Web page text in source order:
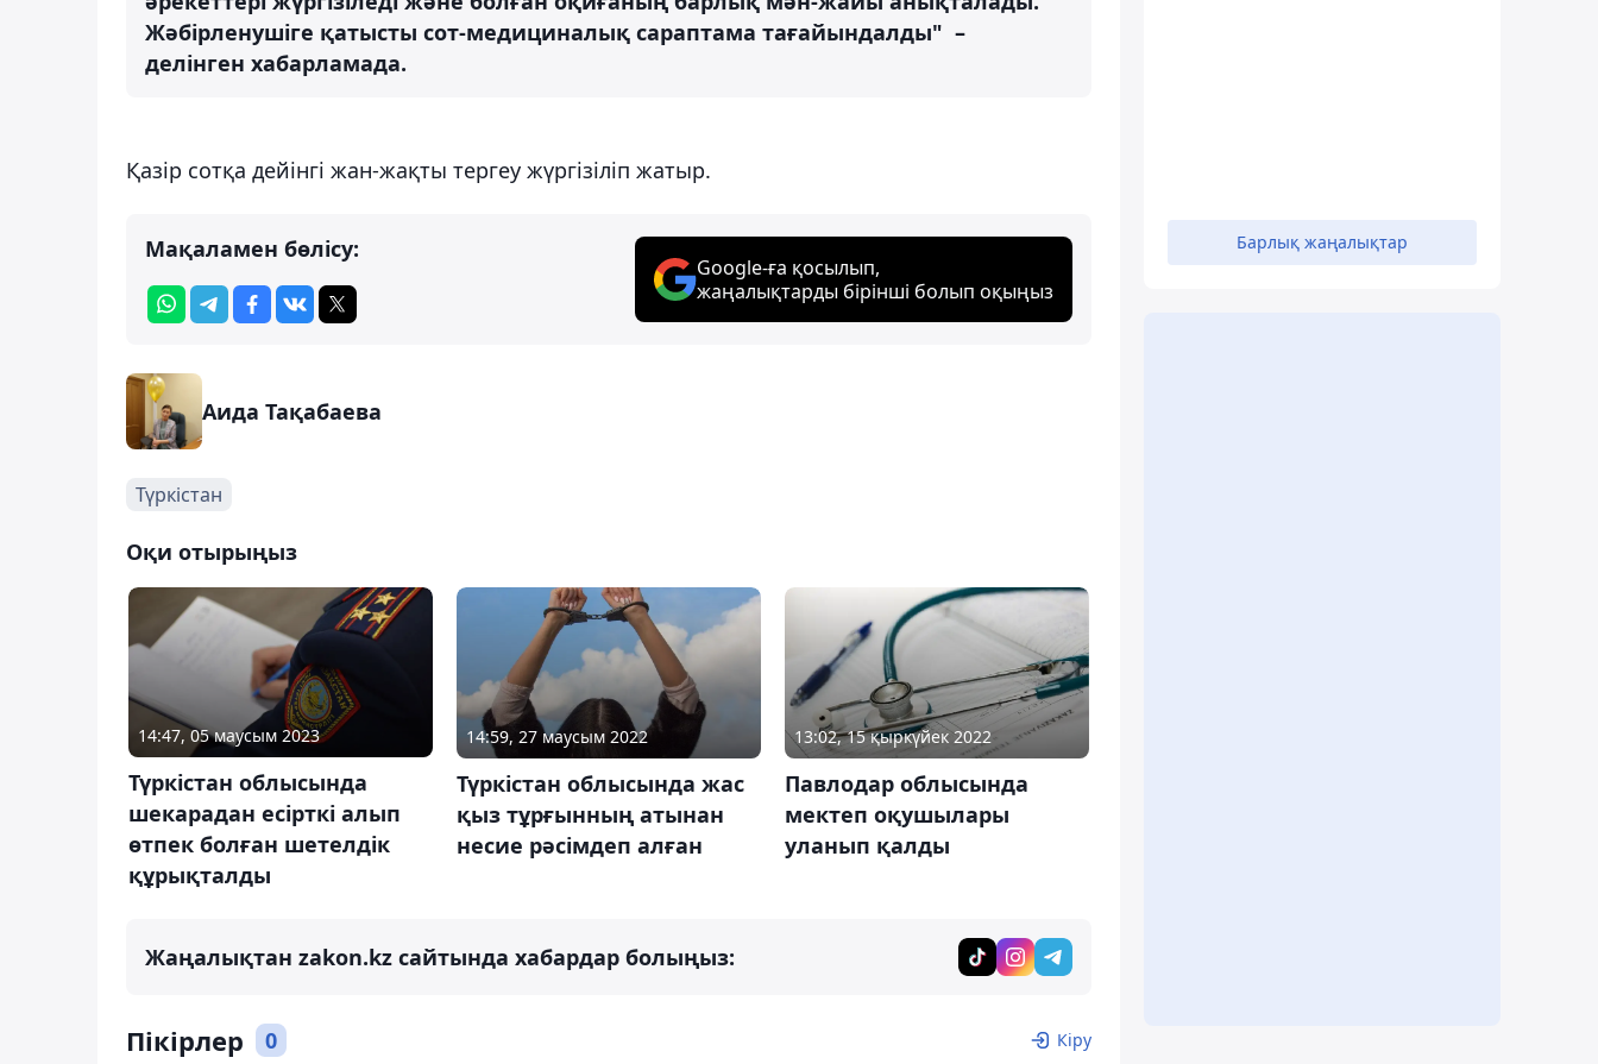
Жәбірленушіге қатысты сот-медициналық сараптама тағайындалды" –
делінген хабарламада.
Қазір сотқа дейінгі жан-жақты тергеу жүргізіліп жатыр.
Мақаламен бөлісу:
Google-ға қосылып,
жаңалықтарды бірінші болып оқыңыз
Аида Тақабаева
Түркістан
Оқи отырыңыз
14:47, 05 маусым 2023
Түркістан облысында
шекарадан есірткі алып
өтпек болған шетелдік
құрықталды
14:59, 27 маусым 2022
Түркістан облысында жас
қыз тұрғынның атынан
несие рәсімдеп алған
13:02, 15 қыркүйек 2022
Павлодар облысында
мектеп оқушылары
уланып қалды
Жаңалықтан zakon.kz сайтында хабардар болыңыз:
Пікірлер 0 Кіру
Барлық жаңалықтар